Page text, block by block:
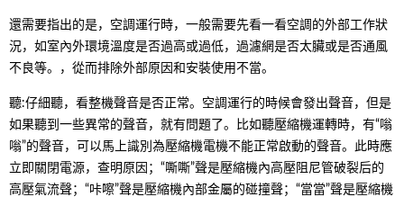
還需要指出的是，空調運行時，一般需要先看一看空調的外部工作狀
況，如室內外環境溫度是否過高或過低，過濾網是否太臟或是否通風
不良等。，從而排除外部原因和安裝使用不當。
聽:仔細聽，看整機聲音是否正常。空調運行的時候會發出聲音，但是
如果聽到一些異常的聲音，就有問題了。比如聽壓縮機運轉時，有“嗡
嗡”的聲音，可以馬上識別為壓縮機電機不能正常啟動的聲音。此時應
立即關閉電源，查明原因；“嘶嘶”聲是壓縮機內高壓阻尼管破裂后的
高壓氣流聲；“咔嚓”聲是壓縮機內部金屬的碰撞聲；“當當”聲是壓縮機